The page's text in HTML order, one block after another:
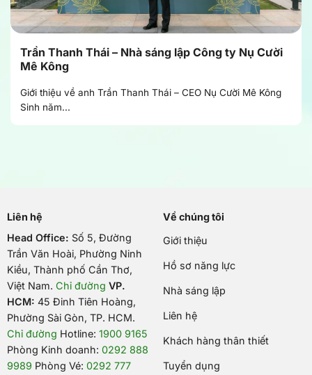
Trần Thanh Thái – Nhà sáng lập Công ty Nụ Cười
Mê Kông
Giới thiệu về anh Trần Thanh Thái – CEO Nụ Cười Mê Kông
Sinh năm...
Liên hệ
Head Office: Số 5, Đường
Trần Văn Hoài, Phường Ninh
Kiều, Thành phố Cần Thơ,
Việt Nam. Chỉ đường VP.
HCM: 45 Đinh Tiên Hoàng,
Phường Sài Gòn, TP. HCM.
Chỉ đường Hotline: 1900 9165
Phòng Kinh doanh: 0292 888
9989 Phòng Vé: 0292 777
Về chúng tôi
Giới thiệu
Hồ sơ năng lực
Nhà sáng lập
Liên hệ
Khách hàng thân thiết
Tuyển dụng